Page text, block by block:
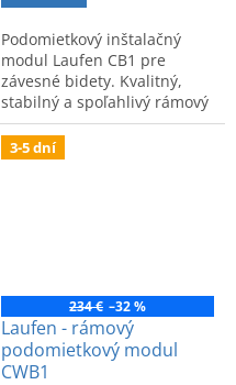
Podomietkový inštalačný
modul Laufen CB1 pre
závesné bidety. Kvalitný,
stabilný a spoľahlivý rámový
systém s moderným
dizajnom.
3-5 dní
234 € –32 %
Laufen - rámový
podomietkový modul
CWB1